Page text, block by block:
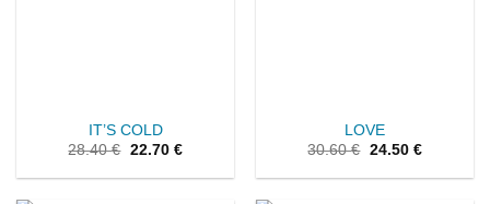
IT’S COLD
28.40€ 22.70 €
LOVE
30.60€ 24.50 €